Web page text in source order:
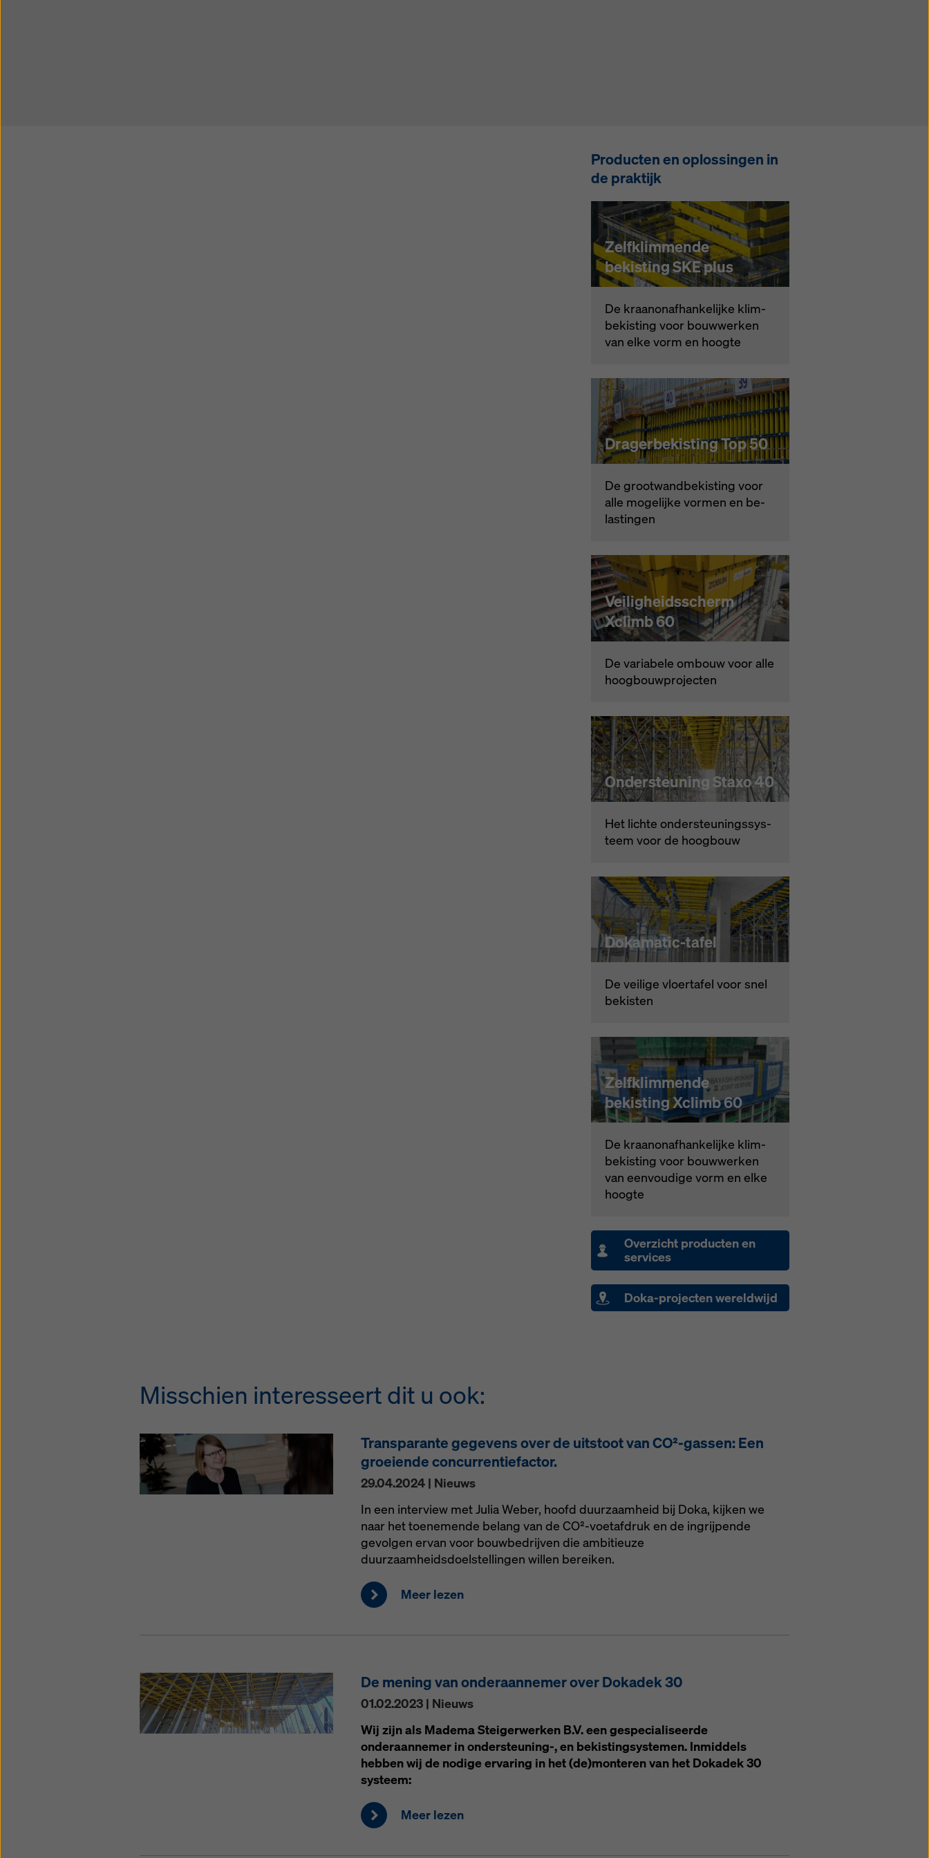
Producten en oplossingen in
de praktijk
Zelfklimmende
bekisting SKE plus
De kraa­n­on­af­han­ke­lij­ke klim­
be­kis­ting voor bouw­wer­ken
van el­ke vorm en hoog­te
Dragerbekisting Top 50
De groot­wand­be­kis­ting voor
al­le mo­ge­lij­ke vor­men en be­
las­tin­gen
Veiligheidsscherm
Xclimb 60
De va­ria­be­le om­bouw voor al­le
hoog­bouw­pro­jec­ten
Ondersteuning Staxo 40
Het lich­te on­der­s­teu­nings­sys­
teem voor de hoog­bouw
Dokamatic-tafel
De vei­li­ge vloer­ta­fel voor snel
be­kis­ten
Zelfklimmende
bekisting Xclimb 60
De kraa­n­on­af­han­ke­lij­ke klim­
be­kis­ting voor bouw­wer­ken
van een­vou­di­ge vorm en el­ke
hoog­te
Overzicht producten en
services
Doka-projecten wereldwijd
Misschien interesseert dit u ook:
Transparante gegevens over de uitstoot van CO²-gassen: Een
groeiende concurrentiefactor.
29.04.2024 | Nieuws
In een interview met Julia Weber, hoofd duurzaamheid bij Doka, kijken we
naar het toenemende belang van de CO²-voetafdruk en de ingrijpende
gevolgen ervan voor bouwbedrijven die ambitieuze
duurzaamheidsdoelstellingen willen bereiken.
Meer lezen
De mening van onderaannemer over Dokadek 30
01.02.2023 | Nieuws
Wij zijn als Madema Steigerwerken B.V. een gespecialiseerde
onderaannemer in ondersteuning-, en bekistingsystemen. Inmiddels
hebben wij de nodige ervaring in het (de)monteren van het Dokadek 30
systeem:
Meer lezen